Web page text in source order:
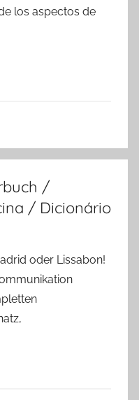
los aspectos de
/
/ Dicionário
oder Lissabon!